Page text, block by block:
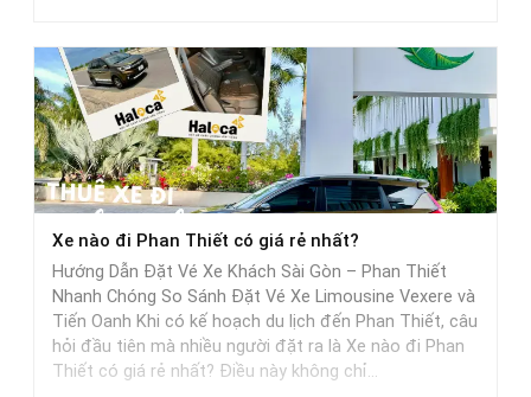
Sài
Gòn
đi
Phan
Thiết
mất
bao
nhiêu
tiếng
khi
di
Xe nào đi Phan Thiết có giá rẻ nhất?
Hướng Dẫn Đặt Vé Xe Khách Sài Gòn – Phan Thiết
Nhanh Chóng So Sánh Đặt Vé Xe Limousine Vexere và
Tiến Oanh Khi có kế hoạch du lịch đến Phan Thiết, câu
hỏi đầu tiên mà nhiều người đặt ra là Xe nào đi Phan
Thiết có giá rẻ nhất? Điều này không chỉ…